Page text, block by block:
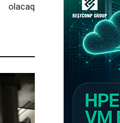
olacaq